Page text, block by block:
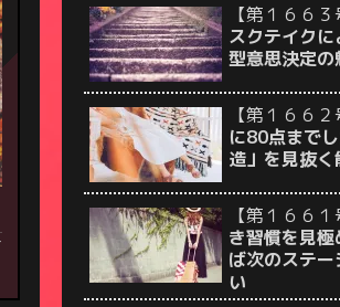
【第１６６３
スクテイク
型意思決定の
【第１６６２
に80点まで
造」を見抜く
【第１６６１
き習慣を見
ば次のステ
い